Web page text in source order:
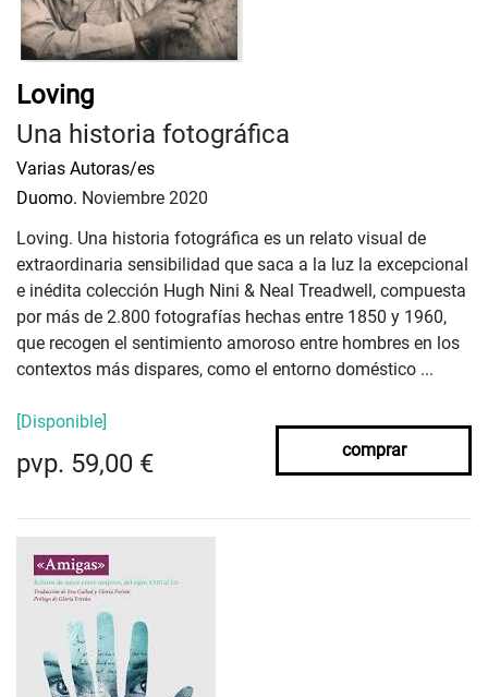
Loving
Una historia fotográfica
Varias Autoras/es
Duomo. Noviembre 2020
Loving. Una historia fotográfica es un relato visual de
extraordinaria sensibilidad que saca a la luz la excepcional
e inédita colección Hugh Nini & Neal Treadwell, compuesta
por más de 2.800 fotografías hechas entre 1850 y 1960,
que recogen el sentimiento amoroso entre hombres en los
contextos más dispares, como el entorno doméstico ...
[Disponible]
pvp. 59,00 € comprar